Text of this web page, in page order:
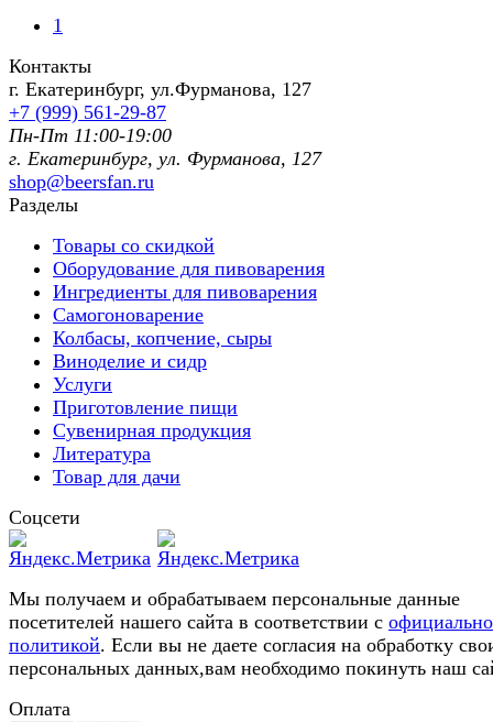
1
Контакты
г. Екатеринбург, ул.Фурманoва, 127
+7 (999) 561-29-87
Пн-Пт 11:00-19:00
г. Екатеринбург, ул. Фурманoва, 127
shop@beersfan.ru
Разделы
Товары со скидкой
Оборудование для пивоварения
Ингредиенты для пивоварения
Самогоноварение
Колбасы, копчение, сыры
Виноделие и сидр
Услуги
Приготовление пищи
Сувенирная продукция
Литература
Товар для дачи
Соцсети
Мы получаем и обрабатываем персональные данные
посетителей нашего сайта в соответствии с
политикой. Если вы не даете согласия на обработку
персональных данных,вам необходимо покинуть наш
Оплата